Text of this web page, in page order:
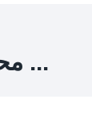
محتوى مماثل ...